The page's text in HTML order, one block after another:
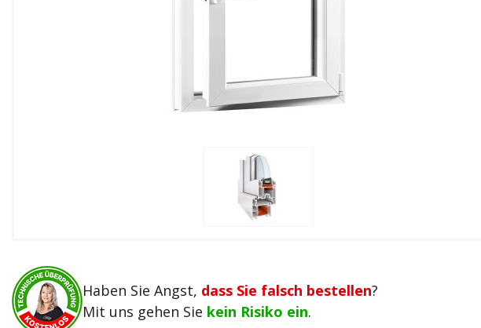
Haben Sie Angst, dass Sie falsch bestellen?
Mit uns gehen Sie kein Risiko ein.